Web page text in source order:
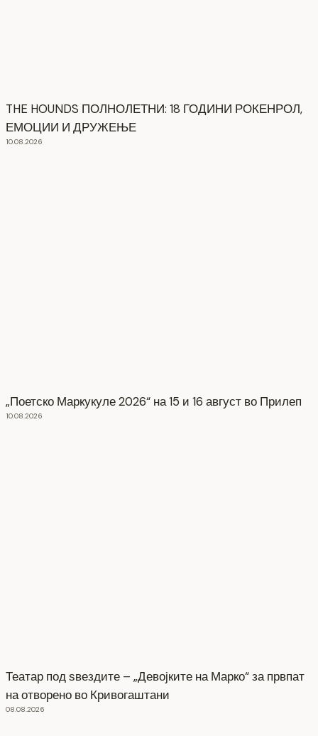
THE HOUNDS ПОЛНОЛЕТНИ: 18 ГОДИНИ РОКЕНРОЛ,
ЕМОЦИИ И ДРУЖЕЊЕ
10.08.2026
„Поетско Маркукуле 2026“ на 15 и 16 август во Прилеп
10.08.2026
Театар под ѕвездите – „Девојките на Марко“ за првпат
на отворено во Кривогаштани
08.08.2026